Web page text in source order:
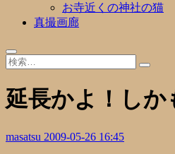
お寺近くの神社の猫
真撮画廊
延長かよ！しか
masatsu 2009-05-26 16:45